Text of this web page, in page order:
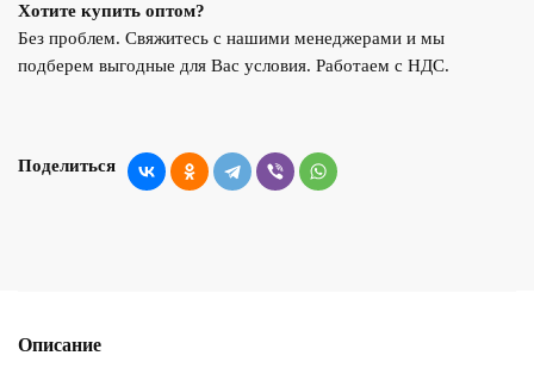
Хотите купить оптом?
Без проблем. Свяжитесь с нашими менеджерами и мы
подберем выгодные для Вас условия. Работаем с НДС.
Поделиться
Описание